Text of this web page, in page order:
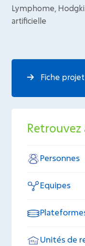
Lymphome,
artificielle
Fiche projet
Retrouvez
Personnes
Equipes
Unités de